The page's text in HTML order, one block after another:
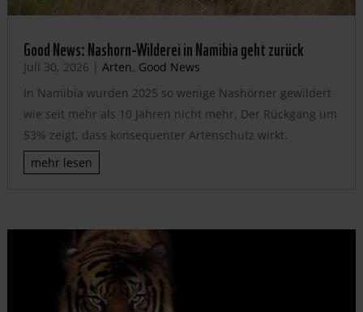
Good News: Nashorn-Wilderei in Namibia geht zurück
Juli 30, 2026 | Arten, Good News
In Namibia wurden 2025 so wenige Nashörner gewildert
wie seit mehr als 10 Jahren nicht mehr. Der Rückgang um
53% zeigt, dass konsequenter Artenschutz wirkt.
mehr lesen